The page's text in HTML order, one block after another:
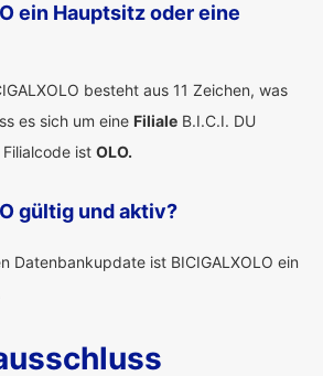
ein Hauptsitz oder eine
besteht aus 11 Zeichen, was
es sich um eine Filiale B.I.C.I. DU
ist OLO.
gültig und aktiv?
Datenbankupdate ist BICIGALXOLO ein